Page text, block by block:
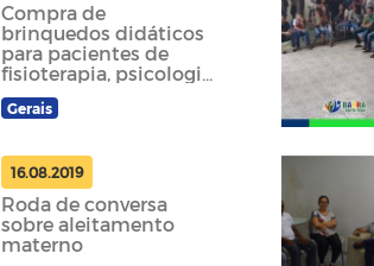
Compra de
brinquedos didáticos
para pacientes de
fisioterapia, psicologia
e fonoaudiologia do
NASF
Gerais
16.08.2019
Roda de conversa
sobre aleitamento
materno